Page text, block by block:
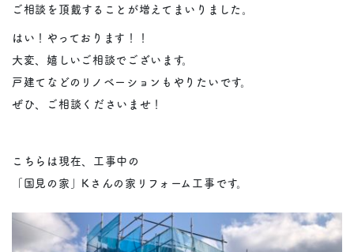
ご相談を頂戴することが増えてまいりました。
はい！やっております！！
大変、嬉しいご相談でございます。
戸建てなどのリノベーションもやりたいです。
ぜひ、ご相談くださいませ！
こちらは現在、工事中の
「国見の家」Kさんの家リフォーム工事です。